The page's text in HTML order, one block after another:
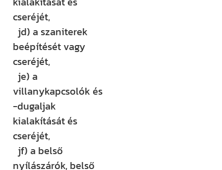
cseréjét,
jd) a szaniterek
beépítését vagy
cseréjét,
je) a
villanykapcsolók és
-dugaljak
kialakítását és
cseréjét,
jf) a belső
nyílászárók, belső